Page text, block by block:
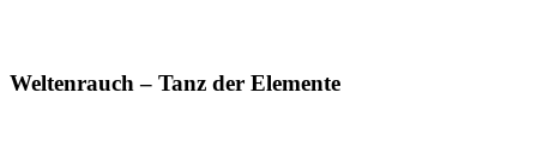
Weltenrauch – Tanz der Elemente